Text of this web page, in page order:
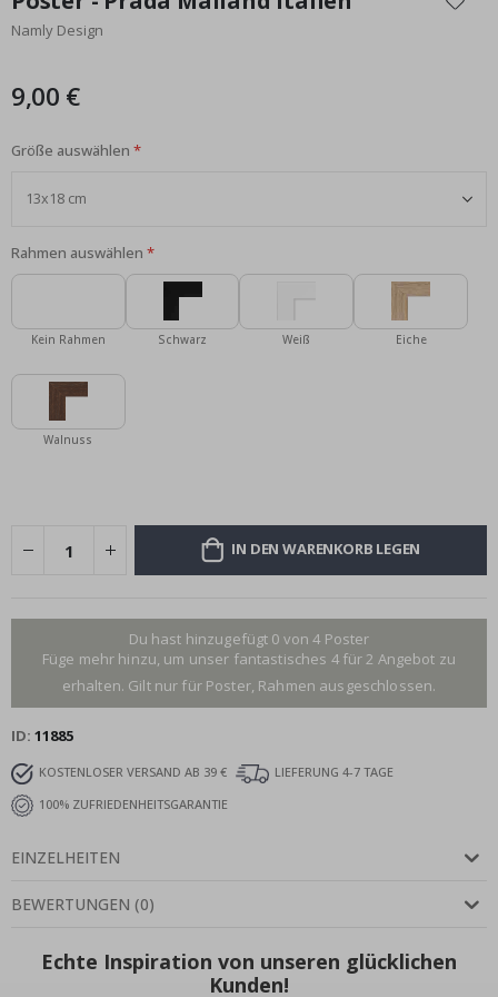
der
Bildgalerie
Namly Design
9,00 €
Größe auswählen
Rahmen auswählen
Kein Rahmen Schwarz Weiß Eiche
Walnuss
IN DEN WARENKORB LEGEN
Du hast hinzugefügt 0 von 4 Poster
Füge mehr hinzu, um unser fantastisches 4 für 2 Angebot zu
erhalten. Gilt nur für Poster, Rahmen ausgeschlossen.
ID 11885
KOSTENLOSER VERSAND AB 39 €
LIEFERUNG 4-7 TAGE
100% ZUFRIEDENHEITSGARANTIE
EINZELHEITEN
BEWERTUNGEN (0)
Echte Inspiration von unseren glücklichen
Kunden!